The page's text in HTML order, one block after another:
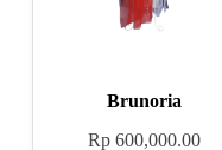
Brunoria
Rp600,000.00